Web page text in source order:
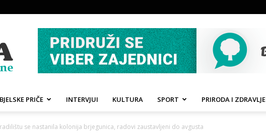
PRIČE INTERVJUI KULTURA SPORT PRIRODA I ZDRAVLJE
se nastanila kolonija brjegunica, radovi zaustavljeni do avgusta